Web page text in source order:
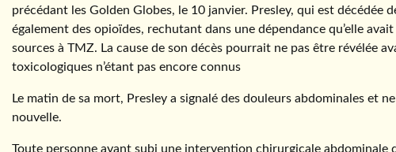
précédant les Golden Globes, le 10 janvier. Presley, qui est décédée
également des opioïdes, rechutant dans une dépendance qu’elle
sources à TMZ. La cause de son décès pourrait ne pas être révélée
toxicologiques n’étant pas encore connus
Le matin de sa mort, Presley a signalé des douleurs abdominales et
nouvelle.
Toute personne ayant subi une intervention chirurgicale abdominale